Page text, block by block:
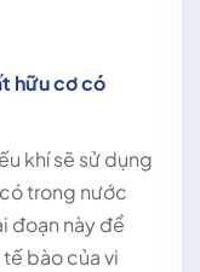
hữu cơ có
khí sẽ sử dụng
trong nước
đoạn này để
bào của vi